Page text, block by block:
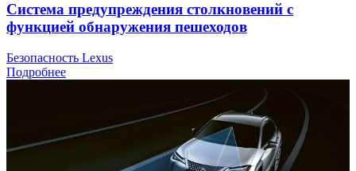
Система предупреждения столкновений с
функцией обнаружения пешеходов
Безопасность Lexus
Подробнее